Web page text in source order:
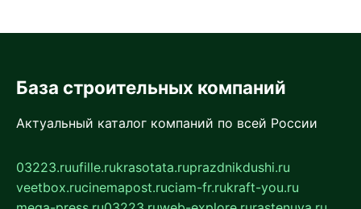
База строительных компаний
Актуальный каталог компаний по всей России
03223.ruufille.rukrasotata.ruprazdnikdushi.ru
veetbox.rucinemapost.ruciam-fr.rukraft-you.ru